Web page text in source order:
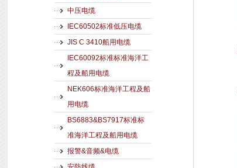
中压电缆
IEC60502标准低压电缆
JIS C 3410船用电缆
IEC60092标准标准海洋工
程及船用电缆
NEK606标准海洋工程及船
用电缆
BS6883&BS7917标准标
准海洋工程及船用电缆
报警&音频&电缆